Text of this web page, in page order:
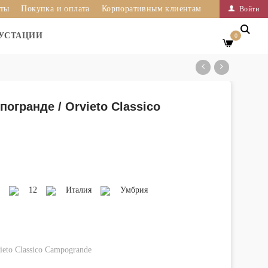
Войти
Покупка и оплата Корпоративным клиентам
0
/ Orvieto Classico
12 Италия Умбрия
Classico Campogrande